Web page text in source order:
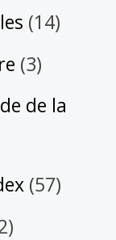
(14)
(3)
de la
(57)